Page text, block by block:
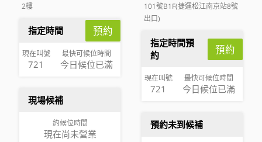
2樓
指定時間 預約
現在叫號
721
最快可候位時間
今日候位已滿
現場候補
約候位時間
現在尚未營業
101號B1F(捷運松江南京站8號
出口)
指定時間預
約
預約
現在叫號
721
最快可候位時間
今日候位已滿
預約未到候補